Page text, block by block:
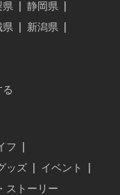
県 静岡県
県 新潟県
フ
ッズ イベント
ストーリー